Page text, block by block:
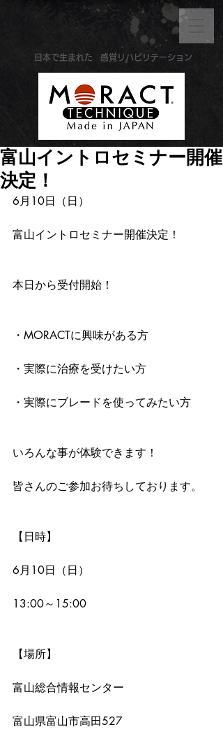
感覚リハビリテーション
​日本で生まれた
富山イントロセミナー開催
決定！
6月10日（日）
富山イントロセミナー開催決定！
本日から受付開始！
・MORACTに興味がある方
・実際に治療を受けたい方
・実際にブレードを使ってみたい方
いろんな事が体験できます！
皆さんのご参加お待ちしております。
【日時】
6月10日（日）
13:00～15:00
【場所】
富山総合情報センター
富山県富山市高田527